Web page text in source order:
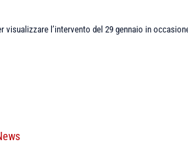
visualizzare l’intervento del 29 gennaio in